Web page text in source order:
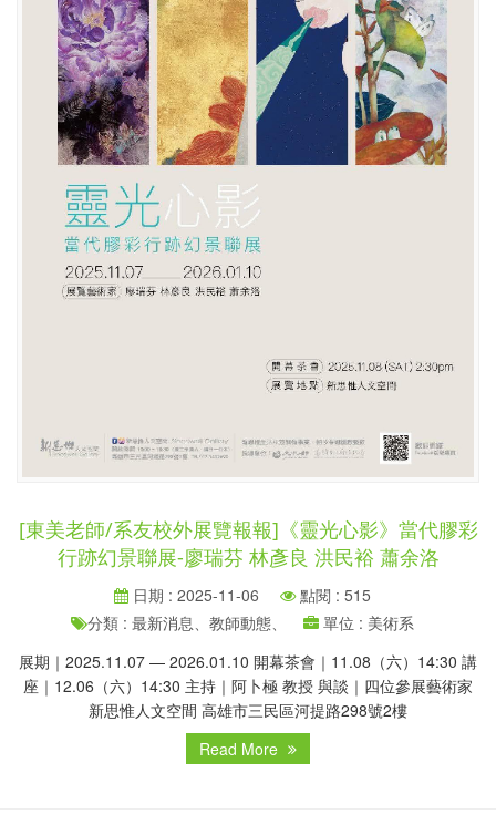
[東美老師/系友校外展覽報報]《靈光心影》當代膠彩
行跡幻景聯展-廖瑞芬 林彥良 洪民裕 蕭余洛
日期 : 2025-11-06
點閱 : 515
分類 : 最新消息、教師動態、
單位 : 美術系
展期｜2025.11.07 — 2026.01.10 開幕茶會｜11.08（六）14:30 講
座｜12.06（六）14:30 主持｜阿卜極 教授 與談｜四位參展藝術家
新思惟人文空間 高雄市三民區河提路298號2樓
Read More